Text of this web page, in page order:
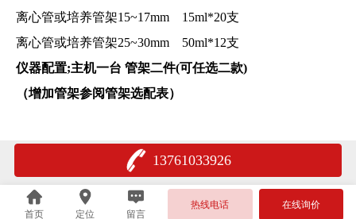
离心管或培养管架15~17mm 15ml*20支
离心管或培养管架25~30mm 50ml*12支
仪器配置;主机一台 管架二件(可任选二款)
（增加管架参阅管架选配表）
13761033926
首页 定位 留言
热线电话 在线询价